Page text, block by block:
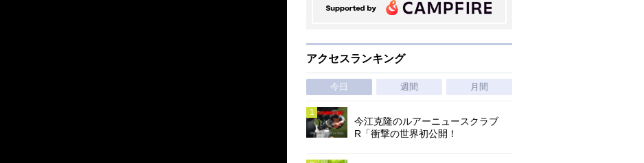
アクセスランキング
今日 週間 月間
今江克隆のルアーニュースクラブ
R「衝撃の世界初公開！